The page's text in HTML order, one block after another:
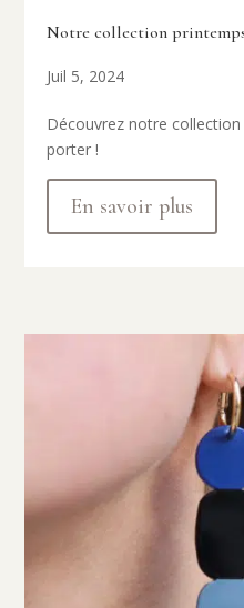
Notre collection
Juil 5, 2024
Découvrez notre
porter !
En savoir plus